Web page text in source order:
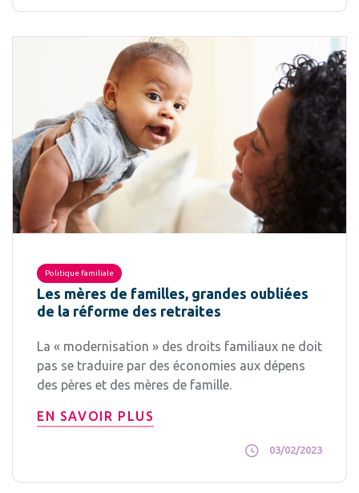
Politique familiale
Les mères de familles, grandes oubliées
de la réforme des retraites
La « modernisation » des droits familiaux ne doit
pas se traduire par des économies aux dépens
des pères et des mères de famille.
EN SAVOIR PLUS
03/02/2023